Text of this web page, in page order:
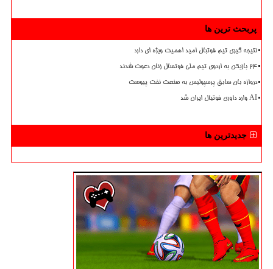
پربحث ترین ها
نتیجه گیری تیم فوتبال امید اهمیت ویژه ای دارد
۲۴ بازیکن به اردوی تیم ملی فوتسال زنان دعوت شدند
دروازه بان سابق پرسپولیس به صنعت نفت پیوست
AI وارد داوری فوتبال ایران شد
جدیدترین ها